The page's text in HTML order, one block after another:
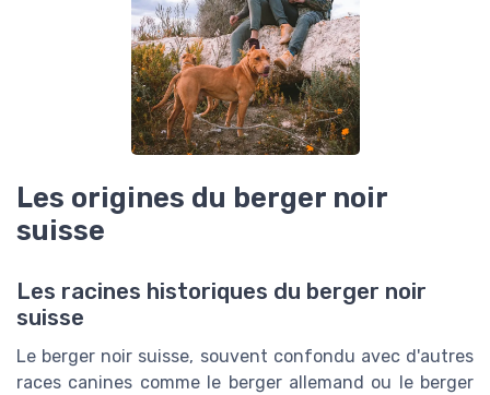
Les origines du berger noir
suisse
Les racines historiques du berger noir
suisse
Le berger noir suisse, souvent confondu avec d'autres
races canines comme le berger allemand ou le berger